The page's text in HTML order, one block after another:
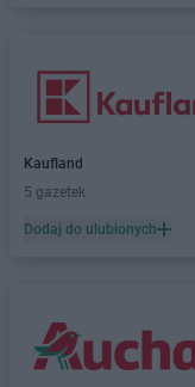
Kaufland
5 gazetek
Dodaj do ulubionych